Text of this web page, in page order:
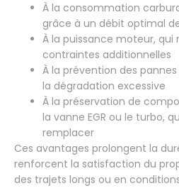
À la consommation
grâce à un débit optimal
À la puissance moteur,
contraintes additionnelles
À la prévention des
la dégradation excessive
À la préservation de
la vanne EGR ou le turbo,
remplacer
Ces avantages prolongent la
renforcent la satisfaction du
des trajets longs ou en